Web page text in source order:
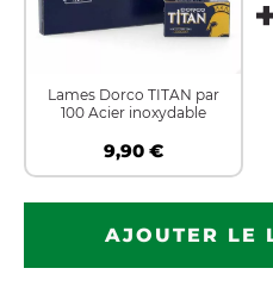
Lames Dorco TITAN par
100 Acier inoxydable
9,90 €
AJOUTER LE